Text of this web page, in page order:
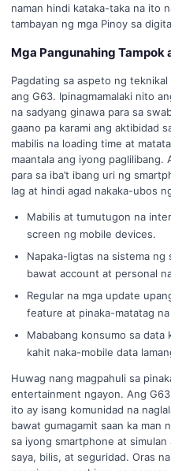
naman hindi kataka-taka na ito
tambayan ng mga Pinoy sa
Mga Pangunahing Tampok
Pagdating sa aspeto ng
ang G63. Ipinagmamalaki nito
na sadyang ginawa para sa
gaano pa karami ang aktibidad
mabilis na loading time at
maantala ang iyong
para sa iba’t ibang uri ng
lag at hindi agad nakaka-ubos
Mabilis at tumutugon na
screen ng mobile devices.
Napaka-ligtas na sistema
bawat account at personal
Regular na mga update
feature at pinaka-matatag
Mababang konsumo sa
kahit naka-mobile data
Huwag nang magpahuli sa
entertainment ngayon. Ang
ito ay isang komunidad na
bawat gumagamit saan ka man
sa iyong smartphone at
saya, bilis, at seguridad. Oras